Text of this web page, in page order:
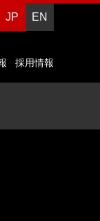
採用情報
JP EN